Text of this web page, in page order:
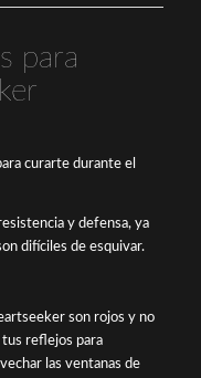
para
curarte durante el
y defensa, ya
difíciles de esquivar.
son rojos y no
tus reflejos para
las ventanas de